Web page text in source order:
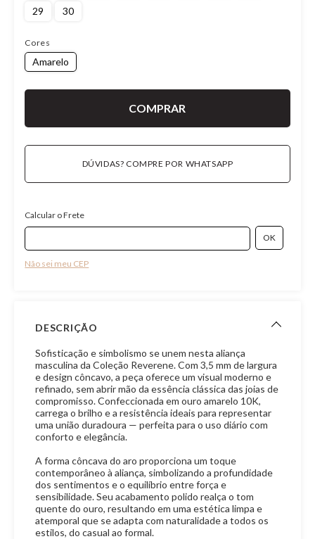
29 30
Cores
Amarelo
DÚVIDAS? COMPRE POR WHATSAPP
Calcular o Frete
Não sei meu CEP
DESCRIÇÃO
Sofisticação e simbolismo se unem nesta aliança
masculina da Coleção Reverene. Com 3,5 mm de largura
e design côncavo, a peça oferece um visual moderno e
refinado, sem abrir mão da essência clássica das joias de
compromisso. Confeccionada em ouro amarelo 10K,
carrega o brilho e a resistência ideais para representar
uma união duradoura — perfeita para o uso diário com
conforto e elegância.
A forma côncava do aro proporciona um toque
contemporâneo à aliança, simbolizando a profundidade
dos sentimentos e o equilíbrio entre força e
sensibilidade. Seu acabamento polido realça o tom
quente do ouro, resultando em uma estética limpa e
atemporal que se adapta com naturalidade a todos os
estilos, do casual ao formal.